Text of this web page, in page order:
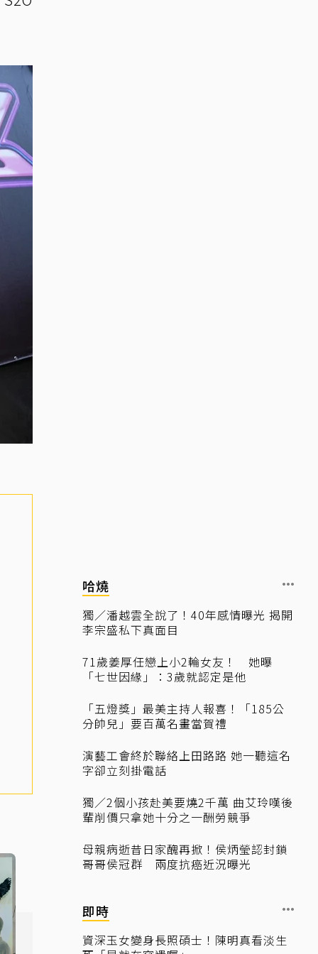
哈燒
獨／潘越雲全說了！40年感情曝光 揭開
李宗盛私下真面目
71歲姜厚任戀上小2輪女友！ 她曝
「七世因緣」：3歲就認定是他
「五燈獎」最美主持人報喜！「185公
分帥兒」要百萬名畫當賀禮
演藝工會終於聯絡上田路路 她一聽這名
字卻立刻掛電話
獨／2個小孩赴美要燒2千萬 曲艾玲嘆後
輩削價只拿她十分之一酬勞競爭
母親病逝昔日家醜再掀！侯炳瑩認封鎖
哥哥侯冠群 兩度抗癌近況曝光
即時
資深玉女變身長照碩士！陳明真看淡生